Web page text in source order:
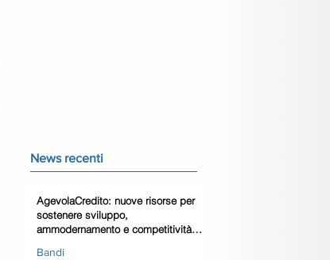
News recenti
AgevolaCredito: nuove risorse per
sostenere sviluppo,
ammodernamento e competitività
Bandi